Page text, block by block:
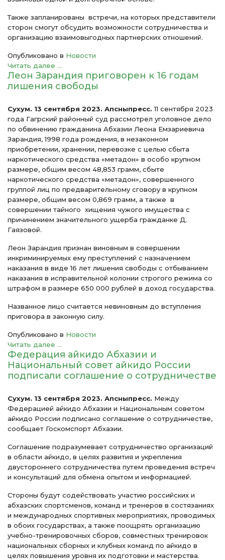
Также запланированы встречи, на которых представители
сторон смогут обсудить возможности сотрудничества и
организацию взаимовыгодных партнерских отношений.
Опубликовано в Новости
Читать далее ...
Леон Зарандия приговорен к 16 годам
лишения свободы
Cухум. 13 сентября 2023. Апсныпресс. 11 сентября 2023
года Гагрский районный суд рассмотрел уголовное дело
по обвинению гражданина Абхазии Леона Емзариевича
Зарандия, 1998 года рождения, в незаконном
приобретении, хранении, перевозке с целью сбыта
наркотического средства «метадон» в особо крупном
размере, общим весом 48,853 грамм, сбыте
наркотического средства «метадон», совершенного
группой лиц по предварительному сговору в крупном
размере, общим весом 0,869 грамм, а также в
совершении тайного хищения чужого имущества с
причинением значительного ущерба гражданке Д.
Гаязовой.
Леон Зарандия признан виновным в совершении
инкриминируемых ему преступлений с назначением
наказания в виде 16 лет лишения свободы с отбыванием
наказания в исправительной колонии строгого режима со
штрафом в размере 650 000 рублей в доход государства.
Названное лицо считается невиновным до вступления
приговора в законную силу.
Опубликовано в Новости
Читать далее ...
Федерация айкидо Абхазии и
Национальный совет айкидо России
подписали соглашение о сотрудничестве
Cухум. 13 сентября 2023. Апсныпресс. Между
Федерацией айкидо Абхазии и Национальным советом
айкидо России подписано соглашение о сотрудничестве,
сообщает Госкомспорт Абхазии.
Соглашение подразумевает сотрудничество организаций
в области айкидо, в целях развития и укрепления
двустороннего сотрудничества путем проведения встреч
и консультаций для обмена опытом и информацией.
Стороны будут содействовать участию российских и
абхазских спортсменов, команд и тренеров в состязаниях
и международных спортивных мероприятиях, проводимых
в обоих государствах, а также поощрять организацию
учебно-тренировочных сборов, совместных тренировок
национальных сборных и клубных команд по айкидо в
целях повышения уровня их подготовки и мастерства.